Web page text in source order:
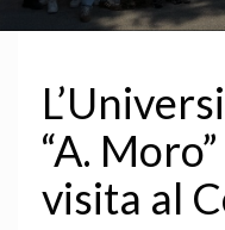
“A.
visita al